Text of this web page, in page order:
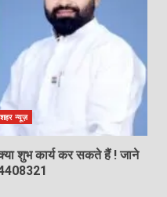
न्यूज़
शुभ कार्य कर सकते हैं ! जाने